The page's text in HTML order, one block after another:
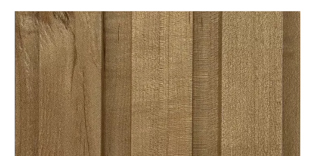
11701 EIR Surface Haga clic en PVC Floor 1178 EIR Surface SPC Piso de piso